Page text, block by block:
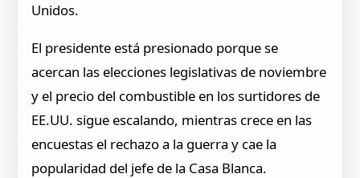
Unidos.
El presidente está presionado porque se
acercan las elecciones legislativas de noviembre
y el precio del combustible en los surtidores de
EE.UU. sigue escalando, mientras crece en las
encuestas el rechazo a la guerra y cae la
popularidad del jefe de la Casa Blanca.